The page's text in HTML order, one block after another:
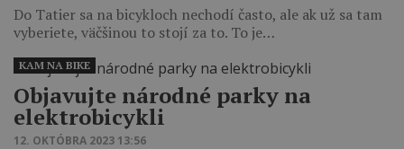
Do Tatier sa na bicykloch nechodí často, ale ak už sa tam
vyberiete, väčšinou to stojí za to. To je…
Objavujte národné parky na
elektrobicykli
12. OKTÓBRA 2023 13:56
KAM NA BIKE